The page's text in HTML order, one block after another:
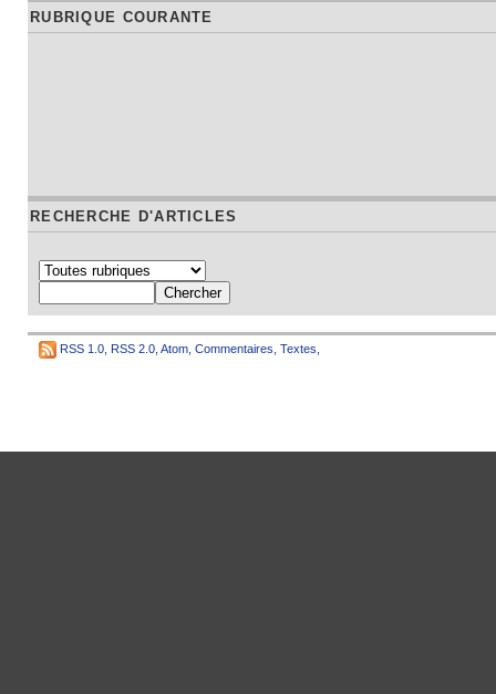
RUBRIQUE COURANTE
RECHERCHE D'ARTICLES
RSS 1.0 RSS 2.0 Atom Commentaires Textes